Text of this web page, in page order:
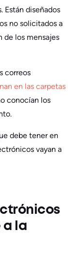
Están diseñados
no solicitados a
de los mensajes
correos
en las carpetas
conocían los
debe tener en
vayan a
a la